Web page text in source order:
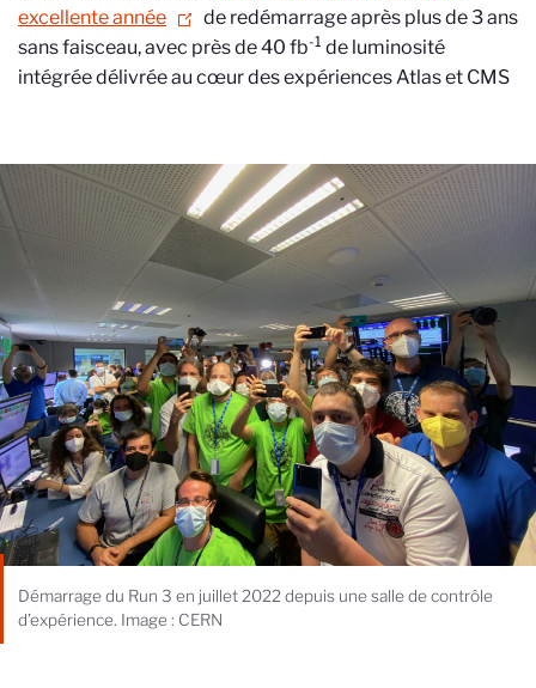
excellente année
de redémarrage après plus de 3 ans
sans faisceau, avec près de 40 fb-1 de luminosité
intégrée délivrée au cœur des expériences Atlas et CMS
Démarrage du Run 3 en juillet 2022 depuis une salle de contrôle
d’expérience. Image : CERN